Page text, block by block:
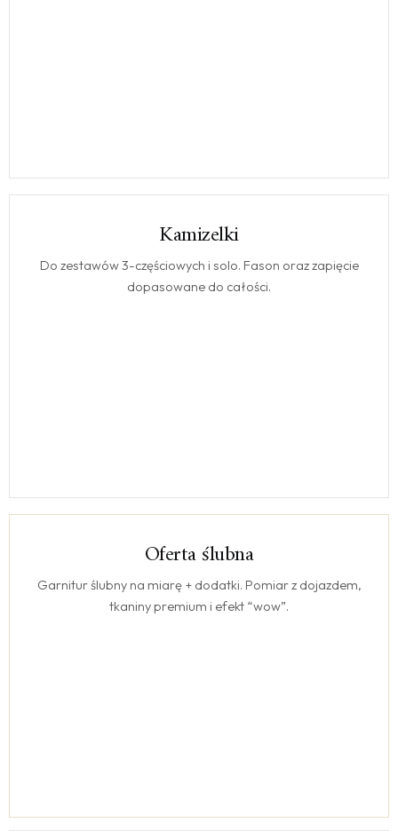
Kamizelki
Do zestawów 3-częściowych i solo. Fason oraz zapięcie
dopasowane do całości.
Oferta ślubna
Garnitur ślubny na miarę + dodatki. Pomiar z dojazdem,
tkaniny premium i efekt “wow”.